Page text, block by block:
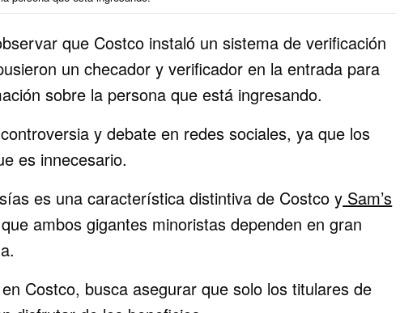
que Costco instaló un sistema de verificación
un checador y verificador en la entrada para
sobre la persona que está ingresando.
y debate en redes sociales, ya que los
es innecesario.
es una característica distintiva de Costco y Sam’s
ambos gigantes minoristas dependen en gran
Costco, busca asegurar que solo los titulares de